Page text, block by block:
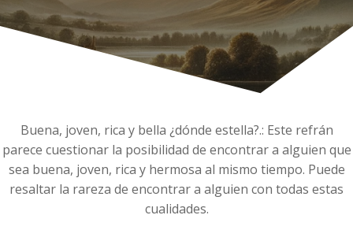
Buena, joven, rica y bella ¿dónde estella?.: Este refrán
parece cuestionar la posibilidad de encontrar a alguien que
sea buena, joven, rica y hermosa al mismo tiempo. Puede
resaltar la rareza de encontrar a alguien con todas estas
cualidades.